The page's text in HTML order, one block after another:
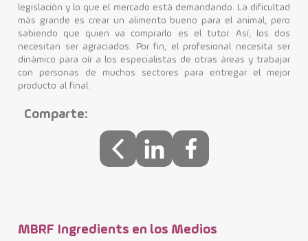
legislación y lo que el mercado está demandando. La dificultad
más grande es crear un alimento bueno para el animal, pero
sabiendo que quien va comprarlo es el tutor. Así, los dos
necesitan ser agraciados. Por fin, el profesional necesita ser
dinámico para oír a los especialistas de otras áreas y trabajar
con personas de muchos sectores para entregar el mejor
producto al final.
Comparte:
MBRF Ingredients en los Medios